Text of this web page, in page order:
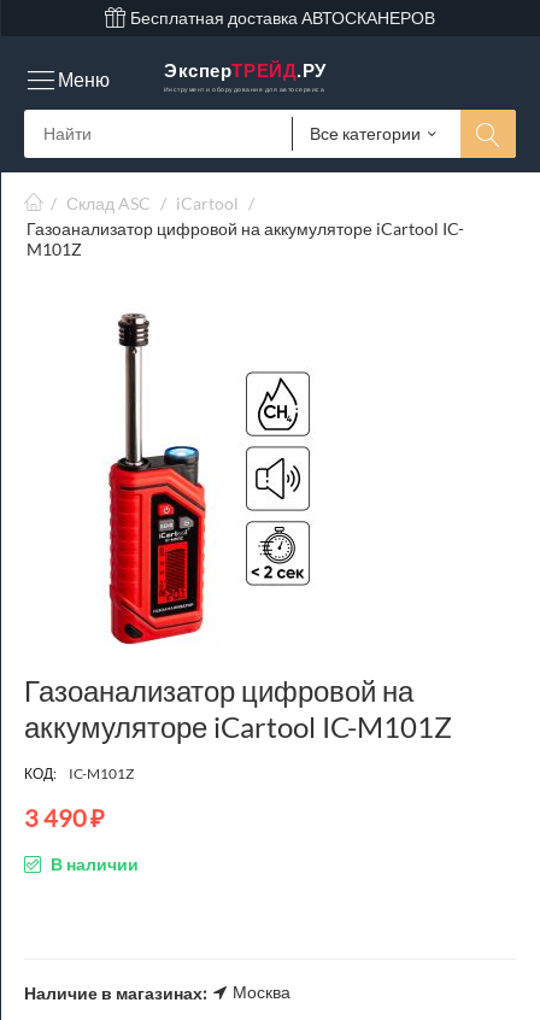
Бесплатная доставка АВТОСКАНЕРОВ
ЭксперТРЕЙД.РУ
Инструмент и оборудование для автосервиса
Все категории
Меню
/ Склад ASC / iCartool /
Газоанализатор цифровой на аккумуляторе iCartool IC-
M101Z
Газоанализатор цифровой на
аккумуляторе iCartool IC-M101Z
КОД: IC-M101Z
3 490₽
В наличии
Наличие в магазинах: Москва